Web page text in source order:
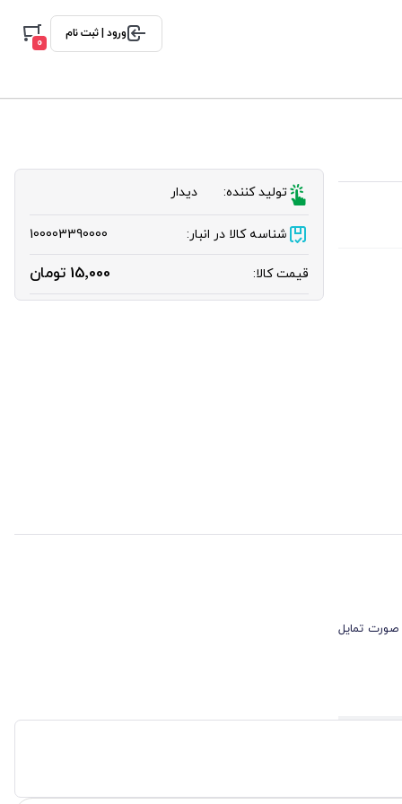
ورود | ثبت نام
0
تولید کننده: دیدار
شناسه کالا در انبار: 100003390000
قیمت کالا: 15٬000 تومان
صورت تمایل